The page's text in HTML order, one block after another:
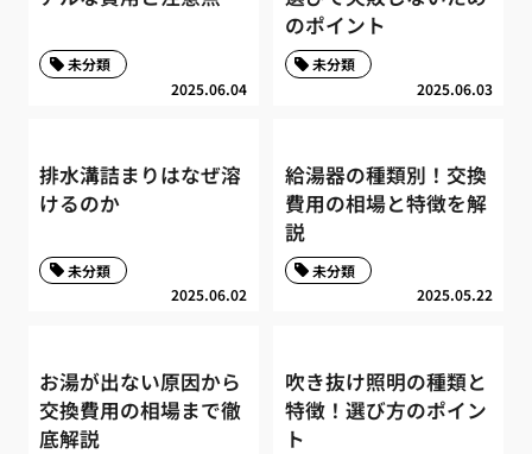
2025.06.04
未分類
のポイント
2025.06.03
未分類
排水溝詰まりはなぜ溶
けるのか
2025.06.02
未分類
給湯器の種類別！交換
費用の相場と特徴を解
説
2025.05.22
未分類
お湯が出ない原因から
交換費用の相場まで徹
底解説
吹き抜け照明の種類と
特徴！選び方のポイン
ト